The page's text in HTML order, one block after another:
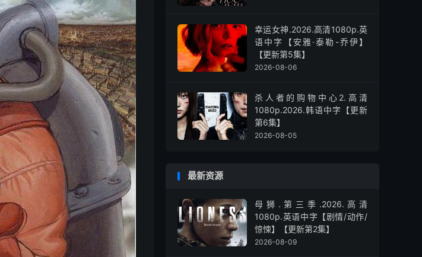
幸运女神.2026.高清1080p.英
语中字【安雅·泰勒-乔伊】
【更新第5集】
2026-08-06
杀人者的购物中心2.高清
1080p.2026.韩语中字【更新
第6集】
2026-08-05
最新资源
母狮.第三季.2026.高清
1080p.英语中字【剧情/动作/
惊悚】【更新第2集】
2026-08-09